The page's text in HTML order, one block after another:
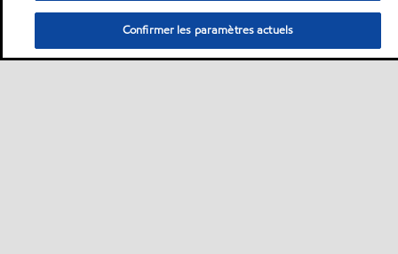
Confirmer les paramètres actuels